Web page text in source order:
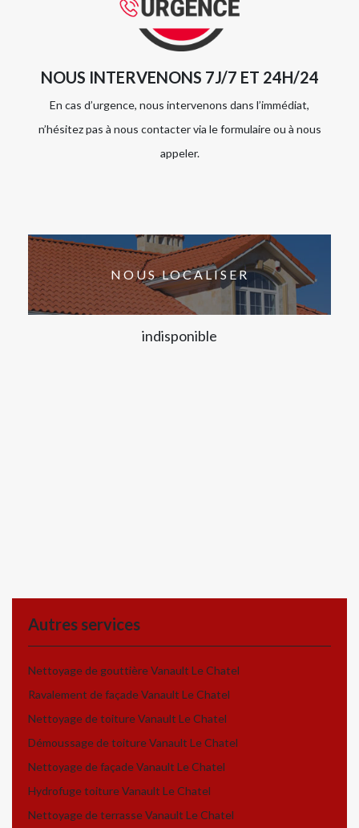
NOUS INTERVENONS 7J/7 ET 24H/24
En cas d’urgence, nous intervenons dans l’immédiat,
n’hésitez pas à nous contacter via le formulaire ou à nous
appeler.
NOUS LOCALISER
indisponible
Autres services
Nettoyage de gouttière Vanault Le Chatel
Ravalement de façade Vanault Le Chatel
Nettoyage de toiture Vanault Le Chatel
Démoussage de toiture Vanault Le Chatel
Nettoyage de façade Vanault Le Chatel
Hydrofuge toiture Vanault Le Chatel
Nettoyage de terrasse Vanault Le Chatel